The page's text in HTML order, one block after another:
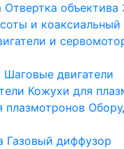
Отвертка объектива
и коаксиальный
и
Шаговые двигатели
Кожухи для
плазмотронов
Газовый диффузор